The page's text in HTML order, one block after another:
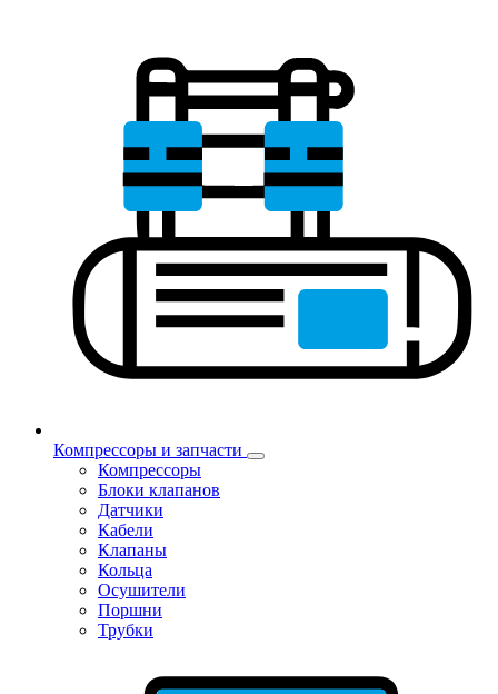
Компрессоры и запчасти
Компрессоры
Блоки клапанов
Датчики
Кабели
Клапаны
Кольца
Осушители
Поршни
Трубки